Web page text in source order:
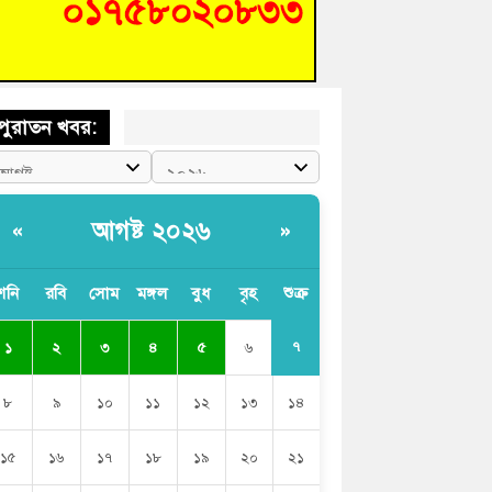
শিক্ষার্থীদের দেখতে গিয়ে মেডিকেলের ক্যান্টিনে
খবর:
« আগষ্ট ২০২৬ »
রবি সোম মঙ্গল বুধ বৃহ শুক্র
১ ২ ৩ ৪ ৫ ৬ ৭
৮ ৯ ১০ ১১ ১২ ১৩ ১৪
১৫ ১৬ ১৭ ১৮ ১৯ ২০ ২১